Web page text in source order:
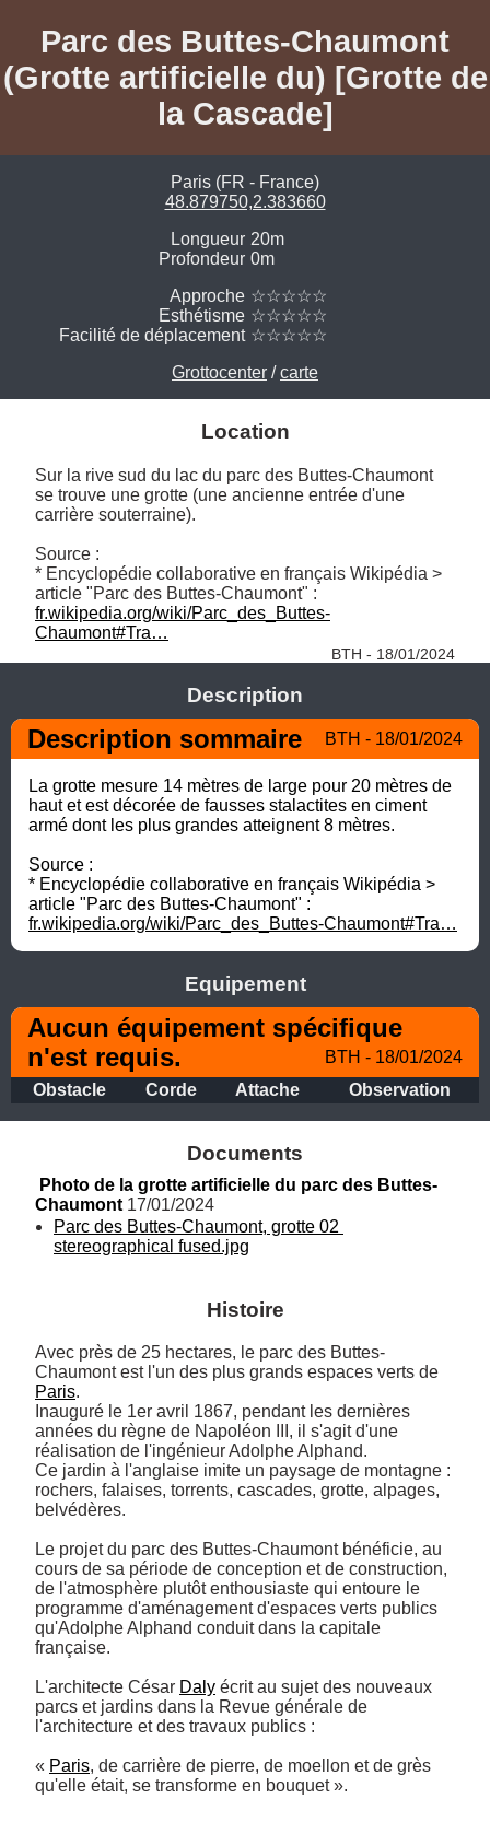
Parc des Buttes-Chaumont
(Grotte artificielle du) [Grotte de
la Cascade]
Paris (FR - France)
48.879750,2.383660
Longueur 20m
Profondeur 0m
Approche ☆☆☆☆☆
Esthétisme ☆☆☆☆☆
Facilité de déplacement ☆☆☆☆☆
Grottocenter /carte
Location
Sur la rive sud du lac du parc des Buttes-Chaumont
se trouve une grotte (une ancienne entrée d'une
carrière souterraine).
Source :
* Encyclopédie collaborative en français Wikipédia >
fr.wikipedia.org/wiki/Parc_des_Buttes-
Chaumont#Tra…
BTH - 18/01/2024
Description
Description sommaire BTH - 18/01/2024
La grotte mesure 14 mètres de large pour 20 mètres de
haut et est décorée de fausses stalactites en ciment
armé dont les plus grandes atteignent 8 mètres.
Source :
* Encyclopédie collaborative en français Wikipédia >
fr.wikipedia.org/wiki/Parc_des_Buttes-Chaumont#Tra…
Equipement
Aucun équipement spécifique
n'est requis.
BTH - 18/01/2024
Obstacle
Corde Attache Observation
Documents
Photo de la grotte artificielle du parc des Buttes-
Chaumont 17/01/2024
Parc des Buttes-Chaumont, grotte 02
stereographical fused.jpg
Histoire
Avec près de 25 hectares, le parc des Buttes-
Paris.
Inauguré le 1er avril 1867, pendant les dernières
années du règne de Napoléon III, il s'agit d'une
réalisation de l'ingénieur Adolphe Alphand.
Ce jardin à l'anglaise imite un paysage de montagne :
rochers, falaises, torrents, cascades, grotte, alpages,
belvédères.
Le projet du parc des Buttes-Chaumont bénéficie, au
cours de sa période de conception et de construction,
de l'atmosphère plutôt enthousiaste qui entoure le
programme d'aménagement d'espaces verts publics
qu'Adolphe Alphand conduit dans la capitale
française.
L'architecte César Daly écrit au sujet des nouveaux
parcs et jardins dans la Revue générale de
l'architecture et des travaux publics :
« Paris, de carrière de pierre, de moellon et de grès
qu'elle était, se transforme en bouquet ».